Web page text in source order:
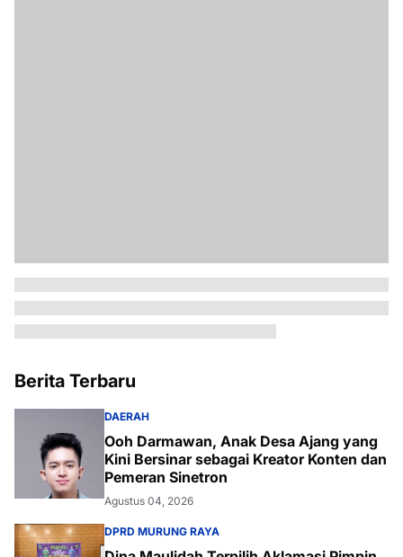
Berita Terbaru
DAERAH
Ooh Darmawan, Anak Desa Ajang yang
Kini Bersinar sebagai Kreator Konten dan
Pemeran Sinetron
Agustus 04, 2026
DPRD MURUNG RAYA